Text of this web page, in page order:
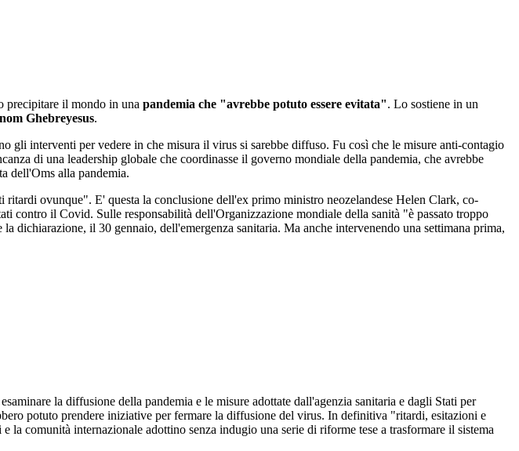
precipitare il mondo in una pandemia che "avrebbe potuto essere evitata". Lo sostiene in un
Ghebreyesus.
gli interventi per vedere in che misura il virus si sarebbe diffuso. Fu così che le misure anti-contagio
di una leadership globale che coordinasse il governo mondiale della pandemia, che avrebbe
dell'Oms alla pandemia.
ovunque". E' questa la conclusione dell'ex primo ministro neozelandese Helen Clark, co-
contro il Covid. Sulle responsabilità dell'Organizzazione mondiale della sanità "è passato troppo
dichiarazione, il 30 gennaio, dell'emergenza sanitaria. Ma anche intervenendo una settimana prima,
la diffusione della pandemia e le misure adottate dall'agenzia sanitaria e dagli Stati per
potuto prendere iniziative per fermare la diffusione del virus. In definitiva "ritardi, esitazioni e
comunità internazionale adottino senza indugio una serie di riforme tese a trasformare il sistema